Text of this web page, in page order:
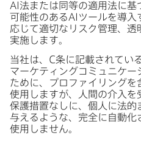
AI 法または​同等の​適用法に​基
可能性の​あるAI ツールを​導入
応じて​適切なリスク管理、​透
実施します。
当社は、 C条に​記載されてい
マーケティングコミュニケー
ために、​プロファイリングを​
使用しますが、​人間の​介入を​
保護措置なしに、​個人に​法的
与えるような、​完全に​自動化
使用しません。